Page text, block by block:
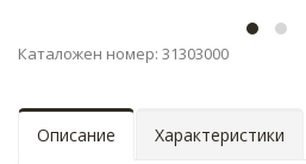
Каталожен номер: 31303000
Описание Характеристики